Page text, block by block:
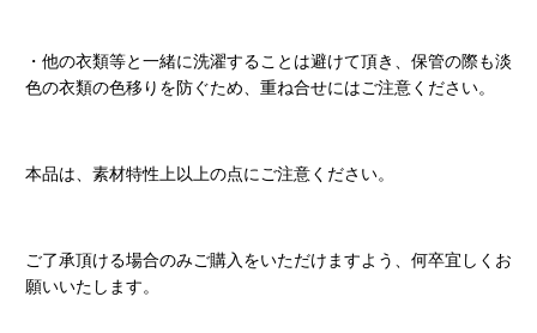
・他の衣類等と一緒に洗濯することは避けて頂き、保管の際も淡
色の衣類の色移りを防ぐため、重ね合せにはご注意ください。
本品は、素材特性上以上の点にご注意ください。
ご了承頂ける場合のみご購入をいただけますよう、何卒宜しくお
願いいたします。